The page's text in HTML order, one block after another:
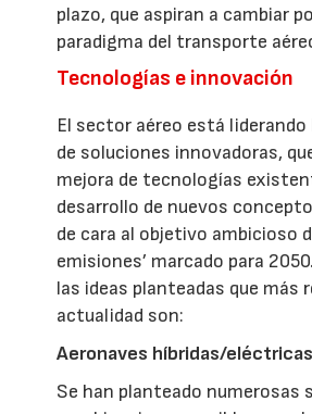
plazo, que aspiran a cambiar
paradigma del transporte
Tecnologías e innovación
El sector aéreo está liderando
de soluciones innovadoras,
mejora de tecnologías
desarrollo de nuevos
de cara al objetivo ambicioso
emisiones’ marcado para
las ideas planteadas que más
actualidad son:
Aeronaves híbridas/eléctricas
Se han planteado numerosas